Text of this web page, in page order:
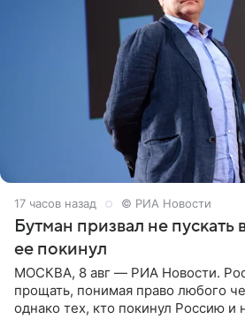
17 часов назад © РИА Новости
Бутман призвал не пускать
ее покинул
МОСКВА, 8 авг — РИА Новости.
прощать, понимая право любого
однако тех, кто покинул Россию и